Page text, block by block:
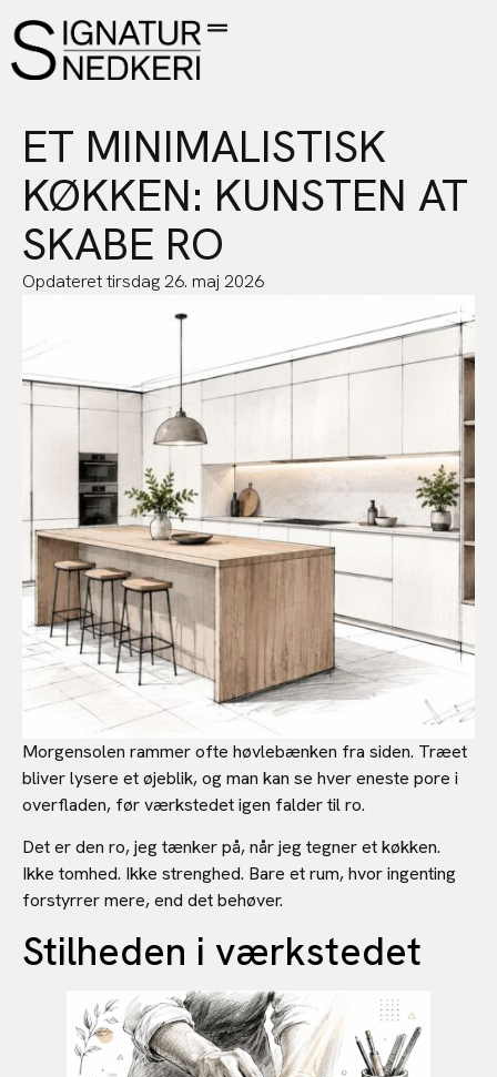
ET MINIMALISTISK
KØKKEN: KUNSTEN AT
SKABE RO
Opdaterettirsdag 26. maj 2026
Morgensolen rammer ofte høvlebænken fra siden. Træet
bliver lysere et øjeblik, og man kan se hver eneste pore i
overfladen, før værkstedet igen falder til ro.
Det er den ro, jeg tænker på, når jeg tegner et køkken.
Ikke tomhed. Ikke strenghed. Bare et rum, hvor ingenting
forstyrrer mere, end det behøver.
Stilheden i værkstedet